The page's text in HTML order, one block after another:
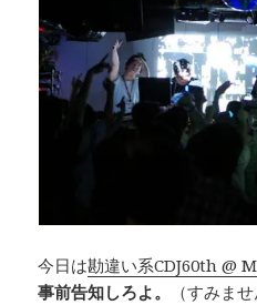
今日は勘違い系CDJ60th @
事前告知しろよ。
（すみませ